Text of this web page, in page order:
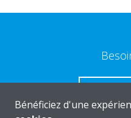
Bénéficiez d'une